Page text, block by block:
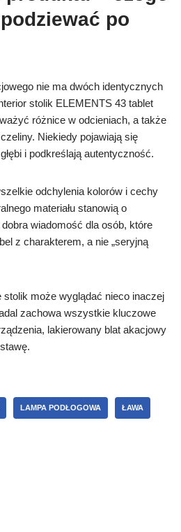
po
nie ma dwóch identycznych
stolik ELEMENTS 43 tablet
różnice w odcieniach, a także
Niekiedy pojawiają się
i podkreślają autentyczność.
odchylenia kolorów i cechy
materiału stanowią o
wiadomość dla osób, które
z charakterem, a nie „seryjną
może wyglądać nieco inaczej
zachowa wszystkie kluczowe
lakierowany blat akacjowy
LAMPA PODŁOGOWA ŁAWA